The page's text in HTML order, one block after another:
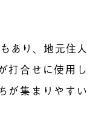
あり、地元住人
打合せに使用し
が集まりやすい